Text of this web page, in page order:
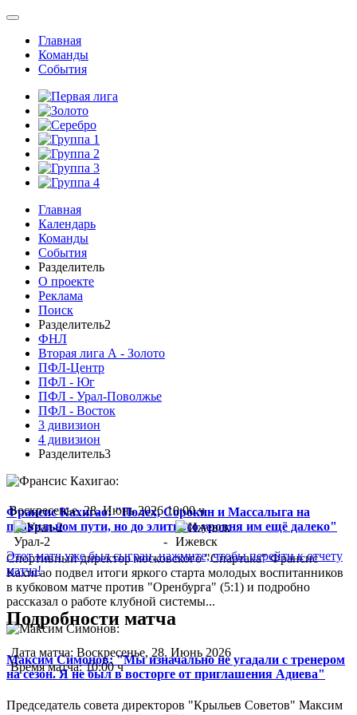
Главная
Команды
События
Главная
Календарь
Команды
События
Разделитель
О проекте
Реклама
Поиск
Разделитель2
ФНЛ
Вторая лига А - Золото
ПФЛ-Центр
ПФЛ - Юг
ПФЛ - Урал-Поволжье
ПФЛ - Восток
3 дивизион
4 дивизион
Разделитель3
Франсис Кахигао: "Полех, Сорокин и Массалыга на
правильном пути, но до элитного уровня им ещё далеко"
Спортивный директор московского "Спартака" Франсис
Кахигао подвел итоги яркого старта молодых воспитанников
в кубковом матче против "Оренбурга" (5:1) и подробно
рассказал о работе клубной системы...
Максим Симонов: "Мы изначально не угадали с тренером
на сезон. Я не был в восторге от приглашения Адиева"
Председатель совета директоров "Крыльев Советов" Максим
Воскресенье, 28. Июнь 2026 10:00 ч
Урал-2 - Ижевск
Этот матч уже был сыгран, нажмите, чтобы перейти к отчету
матча!
Подробности матча
Дата матча: Воскресенье, 28. Июнь 2026
Время матча: 10:00 ч